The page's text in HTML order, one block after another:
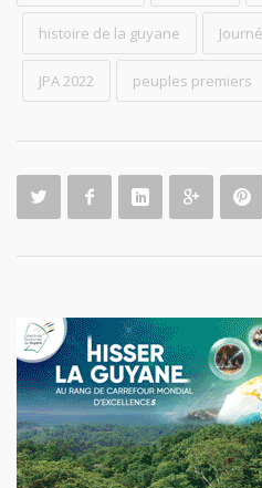
histoire de la guyane
JPA 2022 peuples premiers